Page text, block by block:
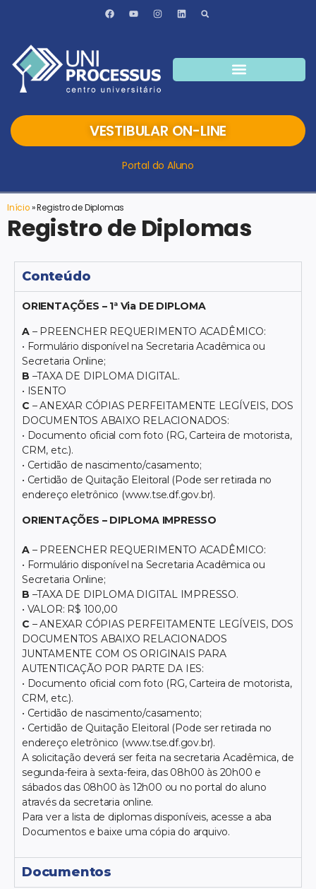
VESTIBULAR ON-LINE
Portal do Aluno
Início»Registro de Diplomas
Registro de Diplomas
Conteúdo
ORIENTAÇÕES – 1ª Via DE DIPLOMA
A– PREENCHER REQUERIMENTO ACADÊMICO:
• Formulário disponível na Secretaria Acadêmica ou
Secretaria Online;
B –TAXA DE DIPLOMA DIGITAL.
• ISENTO
C – ANEXAR CÓPIAS PERFEITAMENTE LEGÍVEIS, DOS
DOCUMENTOS ABAIXO RELACIONADOS:
• Documento oficial com foto (RG, Carteira de motorista,
CRM, etc.).
• Certidão de nascimento/casamento;
• Certidão de Quitação Eleitoral (Pode ser retirada no
endereço eletrônico (www.tse.df.gov.br).
ORIENTAÇÕES – DIPLOMA IMPRESSO
A– PREENCHER REQUERIMENTO ACADÊMICO:
• Formulário disponível na Secretaria Acadêmica ou
Secretaria Online;
B –TAXA DE DIPLOMA DIGITAL IMPRESSO.
• VALOR: R$ 100,00
C – ANEXAR CÓPIAS PERFEITAMENTE LEGÍVEIS, DOS
DOCUMENTOS ABAIXO RELACIONADOS
JUNTAMENTE COM OS ORIGINAIS PARA
AUTENTICAÇÃO POR PARTE DA IES:
• Documento oficial com foto (RG, Carteira de motorista,
CRM, etc.).
• Certidão de nascimento/casamento;
• Certidão de Quitação Eleitoral (Pode ser retirada no
endereço eletrônico (www.tse.df.gov.br).
A solicitação deverá ser feita na secretaria Acadêmica, de
segunda-feira à sexta-feira, das 08h00 às 20h00 e
sábados das 08h00 às 12h00 ou no portal do aluno
através da secretaria online.
Para ver a lista de diplomas disponíveis, acesse a aba
Documentos e baixe uma cópia do arquivo.
Documentos